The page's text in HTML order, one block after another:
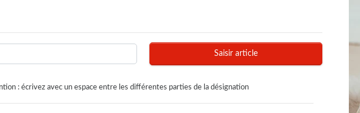
Saisir article
: écrivez avec un espace entre les différentes parties de la désignation